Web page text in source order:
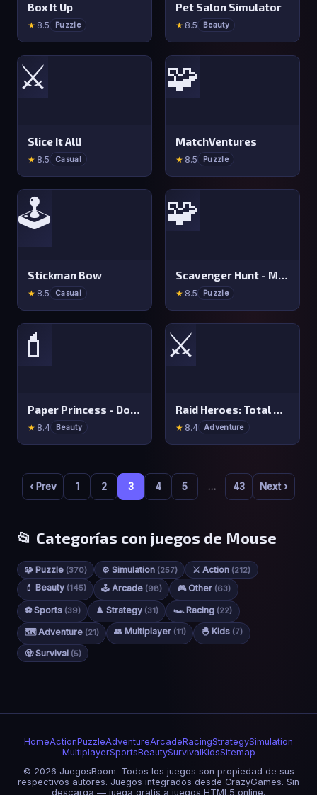
Box It Up
★ 8.5 Puzzle
Pet Salon Simulator
★ 8.5 Beauty
⚔️
Slice It All!
★ 8.5 Casual
🧩
MatchVentures
★ 8.5 Puzzle
🕹️
Stickman Bow
★ 8.5 Casual
🧩
Scavenger Hunt - Multiplayer
★ 8.5 Puzzle
💄
Paper Princess - Doll Dress Up
★ 8.4 Beauty
⚔️
Raid Heroes: Total War
★ 8.4 Adventure
‹ Prev 1 2 3 4 5 … 43 Next ›
📂 Categorías con juegos de Mouse
🧩 Puzzle (370) ⚙️ Simulation (257) ⚔️ Action (212)
💄 Beauty (145) 🕹️ Arcade (98) 🎮 Other (63)
⚽ Sports (39) ♟️ Strategy (31) 🏎️ Racing (22)
🗺️ Adventure (21) 👥 Multiplayer (11) 🐣 Kids (7)
🧟 Survival (5)
HomeActionPuzzleAdventureArcadeRacingStrategySimulation
MultiplayerSportsBeautySurvivalKidsSitemap
© 2026 JuegosBoom. Todos los juegos son propiedad de sus
respectivos autores. Juegos integrados desde CrazyGames. Sin
descarga — juega gratis a juegos HTML5 online.